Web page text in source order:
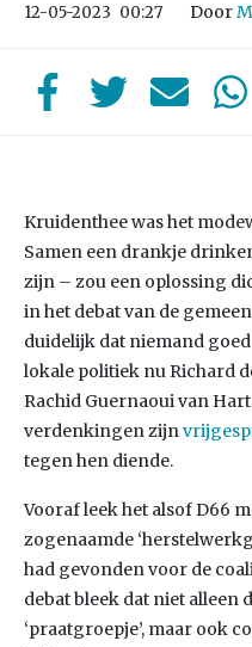
12-05-2023 00:27 Door
Kruidenthee was het
Samen een drankje
zijn – zou een oplossing
in het debat van de
duidelijk dat niemand
lokale politiek nu Richard
Rachid Guernaoui van
verdenkingen zijn
tegen hen diende.
Vooraf leek het alsof D66
zogenaamde
had gevonden voor de
debat bleek dat niet alleen
‘praatgroepje’, maar ook